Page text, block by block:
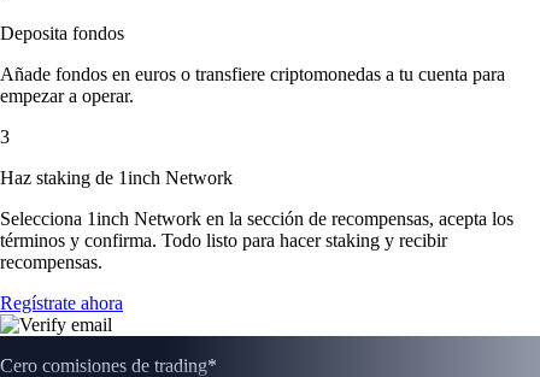
Deposita fondos
Añade fondos en euros o transfiere criptomonedas a tu cuenta para
empezar a operar.
3
Haz staking de 1inch Network
Selecciona 1inch Network en la sección de recompensas, acepta los
términos y confirma. Todo listo para hacer staking y recibir
recompensas.
Regístrate ahora
Cero comisiones de trading*